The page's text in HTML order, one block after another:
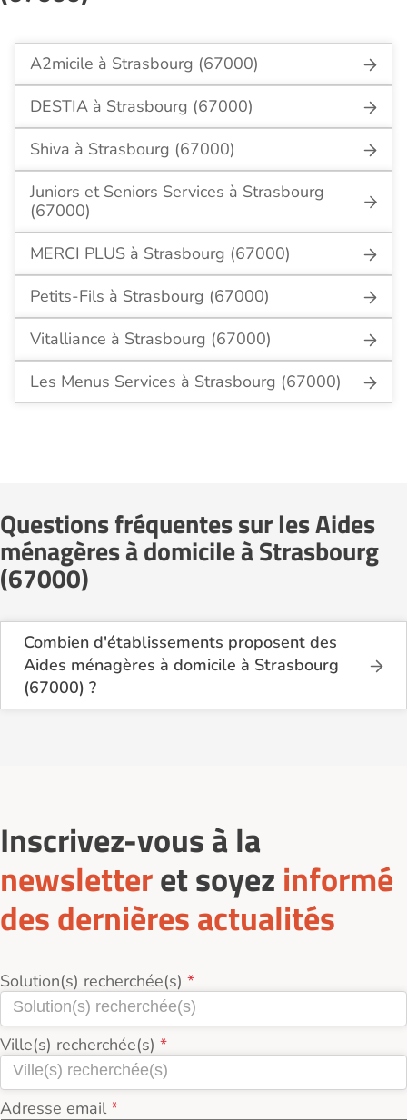
A2micile à Strasbourg (67000)
DESTIA à Strasbourg (67000)
Shiva à Strasbourg (67000)
Juniors et Seniors Services à Strasbourg
(67000)
MERCI PLUS à Strasbourg (67000)
Petits-Fils à Strasbourg (67000)
Vitalliance à Strasbourg (67000)
Les Menus Services à Strasbourg (67000)
Questions fréquentes sur les Aides
ménagères à domicile à Strasbourg
(67000)
Combien d'établissements proposent des
Aides ménagères à domicile à Strasbourg
(67000) ?
Sur le site Logement-seniors.com, on recense
Inscrivez-vous à la
newsletteret soyez informé
des dernières actualités
Solution(s) recherchée(s)
Ville(s) recherchée(s)
Adresse email